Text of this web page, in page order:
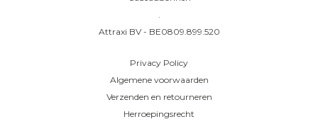
.
Attraxi BV - BE0809.899.520
Privacy Policy
Algemene voorwaarden
Verzenden en retourneren
Herroepingsrecht